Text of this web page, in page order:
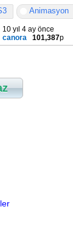
Animasyon
10 yıl 4 ay önce
canora
101,387p